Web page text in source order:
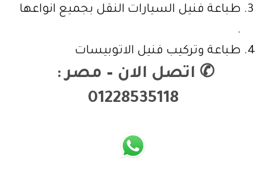
طباعة فنيل السيارات النقل بجميع انواعها
.
طباعة وتركيب فنيل الاتوبيسات
✆ اتصل الان – مصر :
01228535118